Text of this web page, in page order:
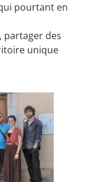
pourtant en
partager des
unique